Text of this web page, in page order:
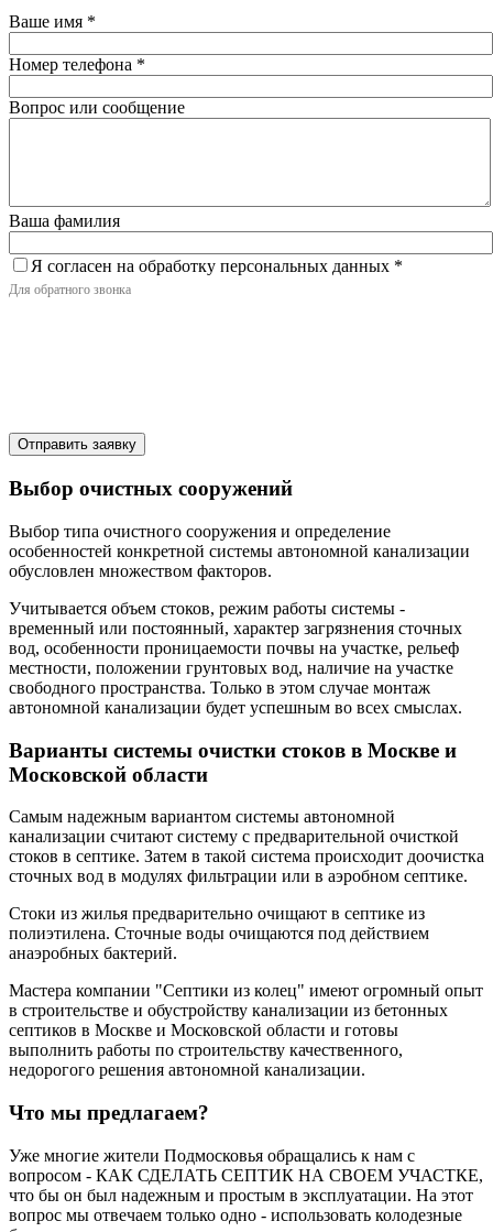
Ваше имя *
Номер телефона *
Вопрос или сообщение
Ваша фамилия
Я согласен на обработку персональных данных *
Для обратного звонка
Отправить заявку
Выбор очистных сооружений
Выбор типа очистного сооружения и определение
особенностей конкретной системы автономной канализации
обусловлен множеством факторов.
Учитывается объем стоков, режим работы системы -
временный или постоянный, характер загрязнения сточных
вод, особенности проницаемости почвы на участке, рельеф
местности, положении грунтовых вод, наличие на участке
свободного пространства. Только в этом случае монтаж
автономной канализации будет успешным во всех смыслах.
Варианты системы очистки стоков в Москве и
Московской области
Самым надежным вариантом системы автономной
канализации считают систему с предварительной очисткой
стоков в септике. Затем в такой система происходит доочистка
сточных вод в модулях фильтрации или в аэробном септике.
Стоки из жилья предварительно очищают в септике из
полиэтилена. Сточные воды очищаются под действием
анаэробных бактерий.
Мастера компании "Септики из колец" имеют огромный опыт
в строительстве и обустройству канализации из бетонных
септиков в Москве и Московской области и готовы
выполнить работы по строительству качественного,
недорогого решения автономной канализации.
Что мы предлагаем?
Уже многие жители Подмосковья обращались к нам с
вопросом - КАК СДЕЛАТЬ СЕПТИК НА СВОЕМ УЧАСТКЕ,
что бы он был надежным и простым в эксплуатации. На этот
вопрос мы отвечаем только одно - использовать колодезные